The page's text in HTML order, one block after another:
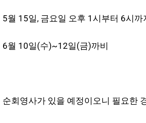
5월 15일, 금요일 오후 1시부터 6시까
6월 10일(수)~12일(금)까비
순회영사가 있을 예정이오니 필요한